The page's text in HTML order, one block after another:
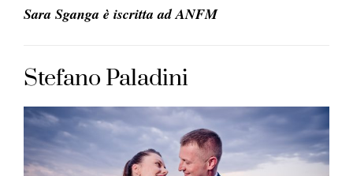
Sara Sganga è iscritta ad ANFM
Stefano Paladini